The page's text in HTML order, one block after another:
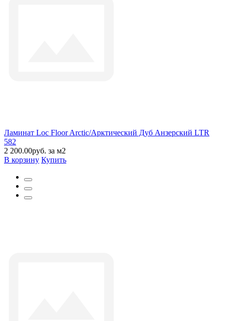
Ламинат Loc Floor Arctic/Арктический Дуб Анзерский LTR
582
2 200.00руб. за м2
В корзину Купить